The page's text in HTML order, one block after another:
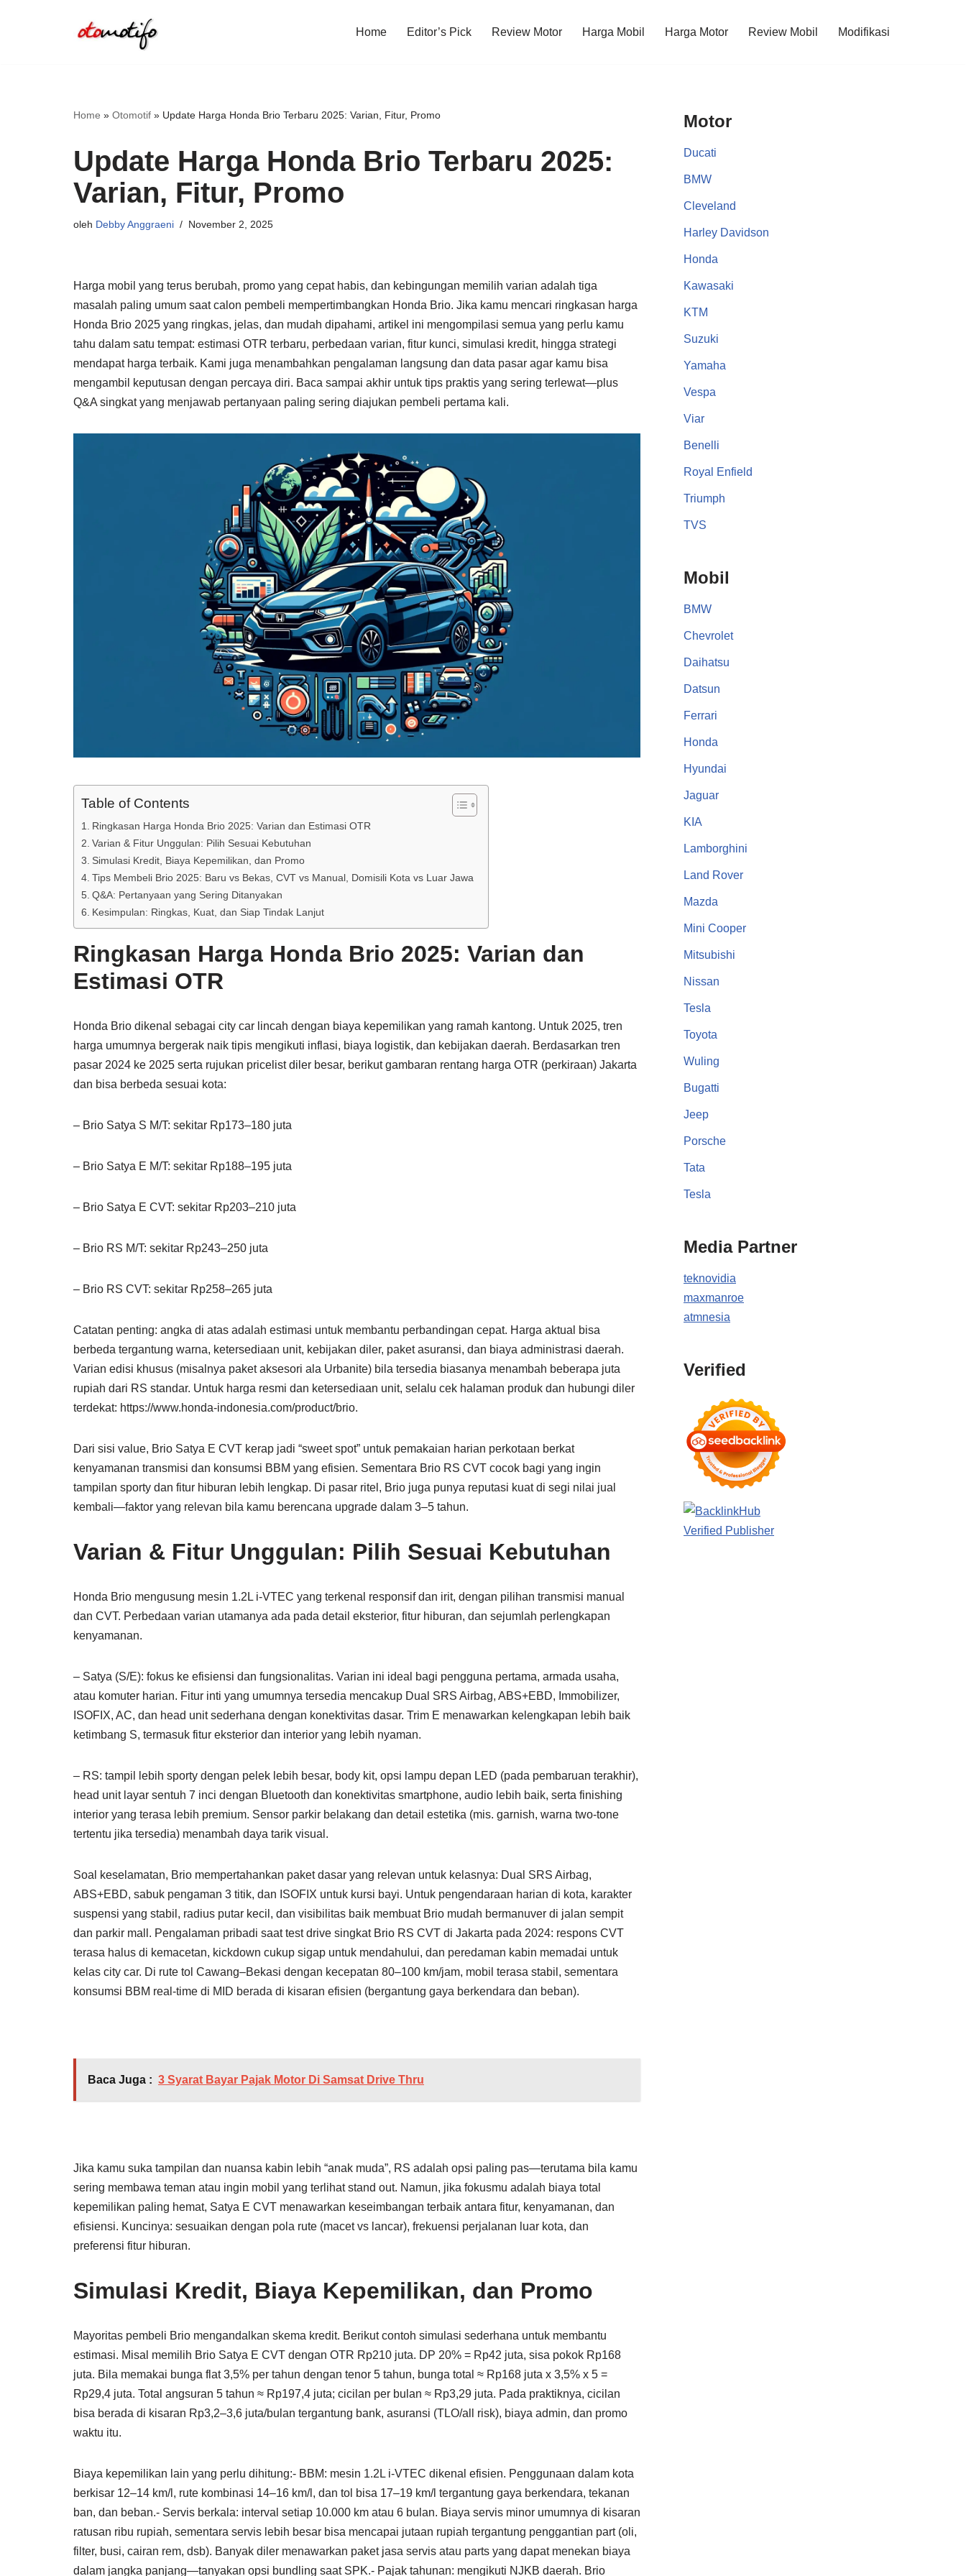
Home Editor’s Pick Review Motor Harga Mobil Harga Motor Review Mobil Modifikasi
Home » Otomotif » Update Harga Honda Brio Terbaru 2025: Varian, Fitur, Promo
Update Harga Honda Brio Terbaru 2025:
Varian, Fitur, Promo
oleh Debby Anggraeni November 2, 2025
Harga mobil yang terus berubah, promo yang cepat habis, dan kebingungan memilih varian adalah tiga
masalah paling umum saat calon pembeli mempertimbangkan Honda Brio. Jika kamu mencari ringkasan harga
Honda Brio 2025 yang ringkas, jelas, dan mudah dipahami, artikel ini mengompilasi semua yang perlu kamu
tahu dalam satu tempat: estimasi OTR terbaru, perbedaan varian, fitur kunci, simulasi kredit, hingga strategi
mendapat harga terbaik. Kami juga menambahkan pengalaman langsung dan data pasar agar kamu bisa
mengambil keputusan dengan percaya diri. Baca sampai akhir untuk tips praktis yang sering terlewat—plus
Q&A singkat yang menjawab pertanyaan paling sering diajukan pembeli pertama kali.
Table of Contents
Ringkasan Harga Honda Brio 2025: Varian dan Estimasi OTR
Varian & Fitur Unggulan: Pilih Sesuai Kebutuhan
Simulasi Kredit, Biaya Kepemilikan, dan Promo
Tips Membeli Brio 2025: Baru vs Bekas, CVT vs Manual, Domisili Kota vs Luar Jawa
Q&A: Pertanyaan yang Sering Ditanyakan
Kesimpulan: Ringkas, Kuat, dan Siap Tindak Lanjut
Ringkasan Harga Honda Brio 2025: Varian dan
Estimasi OTR
Honda Brio dikenal sebagai city car lincah dengan biaya kepemilikan yang ramah kantong. Untuk 2025, tren
harga umumnya bergerak naik tipis mengikuti inflasi, biaya logistik, dan kebijakan daerah. Berdasarkan tren
pasar 2024 ke 2025 serta rujukan pricelist diler besar, berikut gambaran rentang harga OTR (perkiraan) Jakarta
dan bisa berbeda sesuai kota:
– Brio Satya S M/T: sekitar Rp173–180 juta
– Brio Satya E M/T: sekitar Rp188–195 juta
– Brio Satya E CVT: sekitar Rp203–210 juta
– Brio RS M/T: sekitar Rp243–250 juta
– Brio RS CVT: sekitar Rp258–265 juta
Catatan penting: angka di atas adalah estimasi untuk membantu perbandingan cepat. Harga aktual bisa
berbeda tergantung warna, ketersediaan unit, kebijakan diler, paket asuransi, dan biaya administrasi daerah.
Varian edisi khusus (misalnya paket aksesori ala Urbanite) bila tersedia biasanya menambah beberapa juta
rupiah dari RS standar. Untuk harga resmi dan ketersediaan unit, selalu cek halaman produk dan hubungi diler
terdekat: https://www.honda-indonesia.com/product/brio.
Dari sisi value, Brio Satya E CVT kerap jadi “sweet spot” untuk pemakaian harian perkotaan berkat
kenyamanan transmisi dan konsumsi BBM yang efisien. Sementara Brio RS CVT cocok bagi yang ingin
tampilan sporty dan fitur hiburan lebih lengkap. Di pasar ritel, Brio juga punya reputasi kuat di segi nilai jual
kembali—faktor yang relevan bila kamu berencana upgrade dalam 3–5 tahun.
Varian & Fitur Unggulan: Pilih Sesuai Kebutuhan
Honda Brio mengusung mesin 1.2L i-VTEC yang terkenal responsif dan irit, dengan pilihan transmisi manual
dan CVT. Perbedaan varian utamanya ada pada detail eksterior, fitur hiburan, dan sejumlah perlengkapan
kenyamanan.
– Satya (S/E): fokus ke efisiensi dan fungsionalitas. Varian ini ideal bagi pengguna pertama, armada usaha,
atau komuter harian. Fitur inti yang umumnya tersedia mencakup Dual SRS Airbag, ABS+EBD, Immobilizer,
ISOFIX, AC, dan head unit sederhana dengan konektivitas dasar. Trim E menawarkan kelengkapan lebih baik
ketimbang S, termasuk fitur eksterior dan interior yang lebih nyaman.
– RS: tampil lebih sporty dengan pelek lebih besar, body kit, opsi lampu depan LED (pada pembaruan terakhir),
head unit layar sentuh 7 inci dengan Bluetooth dan konektivitas smartphone, audio lebih baik, serta finishing
interior yang terasa lebih premium. Sensor parkir belakang dan detail estetika (mis. garnish, warna two-tone
tertentu jika tersedia) menambah daya tarik visual.
Soal keselamatan, Brio mempertahankan paket dasar yang relevan untuk kelasnya: Dual SRS Airbag,
ABS+EBD, sabuk pengaman 3 titik, dan ISOFIX untuk kursi bayi. Untuk pengendaraan harian di kota, karakter
suspensi yang stabil, radius putar kecil, dan visibilitas baik membuat Brio mudah bermanuver di jalan sempit
dan parkir mall. Pengalaman pribadi saat test drive singkat Brio RS CVT di Jakarta pada 2024: respons CVT
terasa halus di kemacetan, kickdown cukup sigap untuk mendahului, dan peredaman kabin memadai untuk
kelas city car. Di rute tol Cawang–Bekasi dengan kecepatan 80–100 km/jam, mobil terasa stabil, sementara
konsumsi BBM real-time di MID berada di kisaran efisien (bergantung gaya berkendara dan beban).
Baca Juga : 3 Syarat Bayar Pajak Motor Di Samsat Drive Thru
Jika kamu suka tampilan dan nuansa kabin lebih “anak muda”, RS adalah opsi paling pas—terutama bila kamu
sering membawa teman atau ingin mobil yang terlihat stand out. Namun, jika fokusmu adalah biaya total
kepemilikan paling hemat, Satya E CVT menawarkan keseimbangan terbaik antara fitur, kenyamanan, dan
efisiensi. Kuncinya: sesuaikan dengan pola rute (macet vs lancar), frekuensi perjalanan luar kota, dan
preferensi fitur hiburan.
Simulasi Kredit, Biaya Kepemilikan, dan Promo
Mayoritas pembeli Brio mengandalkan skema kredit. Berikut contoh simulasi sederhana untuk membantu
estimasi. Misal memilih Brio Satya E CVT dengan OTR Rp210 juta. DP 20% = Rp42 juta, sisa pokok Rp168
juta. Bila memakai bunga flat 3,5% per tahun dengan tenor 5 tahun, bunga total ≈ Rp168 juta x 3,5% x 5 =
Rp29,4 juta. Total angsuran 5 tahun ≈ Rp197,4 juta; cicilan per bulan ≈ Rp3,29 juta. Pada praktiknya, cicilan
bisa berada di kisaran Rp3,2–3,6 juta/bulan tergantung bank, asuransi (TLO/all risk), biaya admin, dan promo
waktu itu.
Biaya kepemilikan lain yang perlu dihitung:- BBM: mesin 1.2L i-VTEC dikenal efisien. Penggunaan dalam kota
berkisar 12–14 km/l, rute kombinasi 14–16 km/l, dan tol bisa 17–19 km/l tergantung gaya berkendara, tekanan
ban, dan beban.- Servis berkala: interval setiap 10.000 km atau 6 bulan. Biaya servis minor umumnya di kisaran
ratusan ribu rupiah, sementara servis lebih besar bisa mencapai jutaan rupiah tergantung penggantian part (oli,
filter, busi, cairan rem, dsb). Banyak diler menawarkan paket jasa servis atau parts yang dapat menekan biaya
dalam jangka panjang—tanyakan opsi bundling saat SPK.- Pajak tahunan: mengikuti NJKB daerah. Brio
Motor
Ducati
BMW
Cleveland
Harley Davidson
Honda
Kawasaki
KTM
Suzuki
Yamaha
Vespa
Viar
Benelli
Royal Enfield
Triumph
TVS
Mobil
BMW
Chevrolet
Daihatsu
Datsun
Ferrari
Honda
Hyundai
Jaguar
KIA
Lamborghini
Land Rover
Mazda
Mini Cooper
Mitsubishi
Nissan
Tesla
Toyota
Wuling
Bugatti
Jeep
Porsche
Tata
Tesla
Media Partner
teknovidia
maxmanroe
atmnesia
Verified